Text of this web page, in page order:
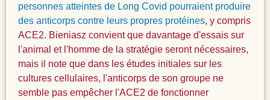
personnes atteintes de Long Covid pourraient produire
des anticorps contre leurs propres protéines, y compris
ACE2. Bieniasz convient que davantage d'essais sur
l'animal et l'homme de la stratégie seront nécessaires,
mais il note que dans les études initiales sur les
cultures cellulaires, l'anticorps de son groupe ne
semble pas empêcher l'ACE2 de fonctionner